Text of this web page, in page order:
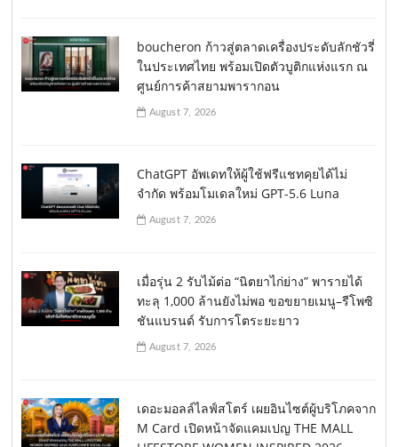
boucheron ก้าวสู่ตลาดเครื่องประดับลักชัวรี่
ในประเทศไทย พร้อมเปิดตัวบูติกแห่งแรก ณ
ศูนย์การค้าสยามพารากอน
August 7, 2026
ChatGPT อัพเดทให้ผู้ใช้ฟรีแชทคุยได้ไม่
จำกัด พร้อมโมเดลใหม่ GPT-5.6 Luna
August 7, 2026
เมื่อรุ่น 2 รับไม้ต่อ “นิตยาไก่ย่าง” พารายได้
ทะลุ 1,000 ล้านยังไม่พอ ขอขยายเมนู–รีโพซิ
ชันแบรนด์ รับการโตระยะยาว
August 7, 2026
เดอะมอลล์ไลฟ์สโตร์ เผยอินไซต์ผู้บริโภคจาก
M Card เปิดหน้าจัดแคมเปญ THE MALL